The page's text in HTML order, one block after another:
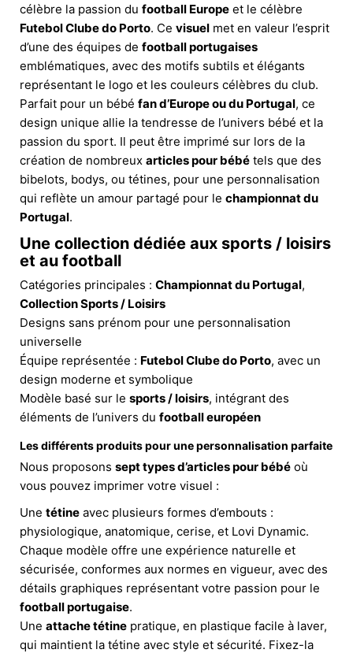
célèbre la passion du football Europe et le célèbre
Futebol Clube do Porto. Ce visuel met en valeur l’esprit
d’une des équipes de football portugaises
emblématiques, avec des motifs subtils et élégants
représentant le logo et les couleurs célèbres du club.
Parfait pour un bébé fan d’Europe ou du Portugal, ce
design unique allie la tendresse de l’univers bébé et la
passion du sport. Il peut être imprimé sur lors de la
création de nombreux articles pour bébé tels que des
bibelots, bodys, ou tétines, pour une personnalisation
qui reflète un amour partagé pour le championnat du
Portugal.
Une collection dédiée aux sports / loisirs
et au football
Catégories principales : Championnat du Portugal,
Collection Sports / Loisirs
Designs sans prénom pour une personnalisation
universelle
Équipe représentée : Futebol Clube do Porto, avec un
design moderne et symbolique
Modèle basé sur le sports / loisirs, intégrant des
éléments de l’univers du football européen
Les différents produits pour une personnalisation parfaite
Nous proposons sept types d’articles pour bébé où
vous pouvez imprimer votre visuel :
Une tétine avec plusieurs formes d’embouts :
physiologique, anatomique, cerise, et Lovi Dynamic.
Chaque modèle offre une expérience naturelle et
sécurisée, conformes aux normes en vigueur, avec des
détails graphiques représentant votre passion pour le
football portugaise.
Une attache tétine pratique, en plastique facile à laver,
qui maintient la tétine avec style et sécurité. Fixez-la